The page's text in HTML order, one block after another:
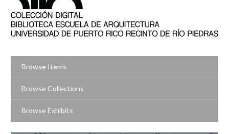
Browse Items
Browse Collections
Browse Exhibits